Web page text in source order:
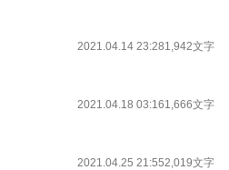
2021.04.14 23:281,942文字
2021.04.18 03:161,666文字
2021.04.25 21:552,019文字